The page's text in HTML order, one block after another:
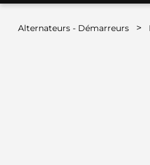
Alternateurs - Démarreurs >